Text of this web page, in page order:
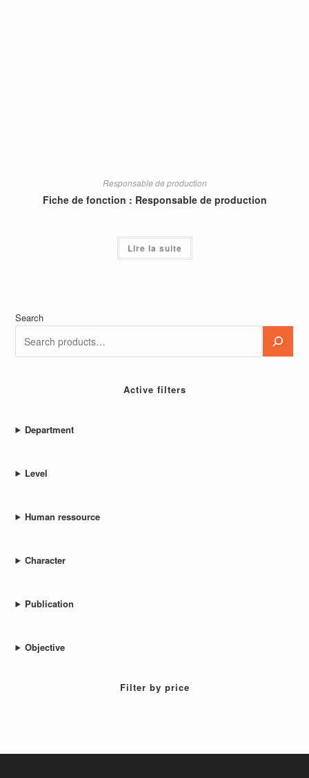
Responsable de production
Fiche de fonction : Responsable de production
Lire la suite
Search
Active filters
Department
Level
Human ressource
Character
Publication
Objective
Filter by price